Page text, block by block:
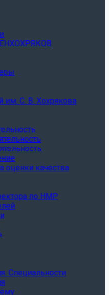
им. С. В. Хохрякова
оценки качества
по НМР
Специальности